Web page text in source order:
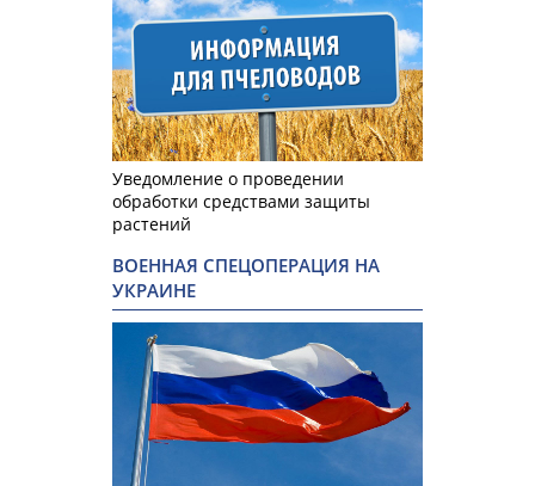
Уведомление о проведении
обработки средствами защиты
растений
ВОЕННАЯ СПЕЦОПЕРАЦИЯ НА
УКРАИНЕ